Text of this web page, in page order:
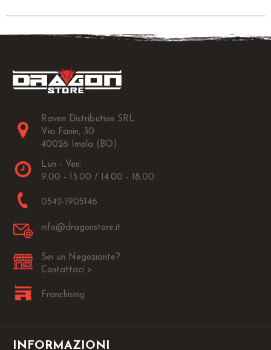
Raven Distribution SRL
Via Fanin, 30
40026 Imola (BO)
Lun - Ven:
9.00 - 13.00 / 14.00 - 18.00
0542-1905146
info@dragonstore.it
Sei un Negoziante?
Contattaci >
Franchising
INFORMAZIONI